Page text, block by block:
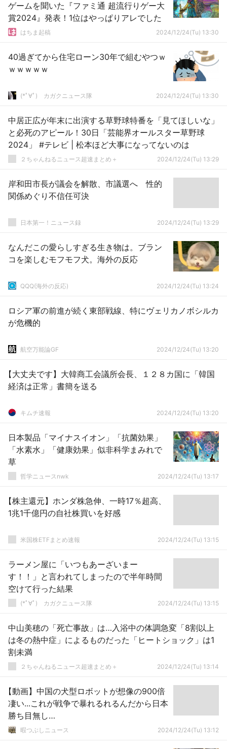
ゲームを聞いた『ファミ通 超流行りゲー大
賞2024』発表！1位はやっぱりアレでした
はちま起稿 2024/12/24(Tu) 13:30
40過ぎてから住宅ローン30年で組むやつｗ
ｗｗｗｗｗ
(*ﾟ∀ﾟ)ゞカガクニュース隊 2024/12/24(Tu) 13:30
中居正広が年末に出演する草野球特番を「見てほしいな」
と必死のアピール！30日「芸能界オールスター草野球
2024」 #テレビ | 松本ほど大事になってないのは
２ちゃんねるニュース超速まとめ＋ 2024/12/24(Tu) 13:29
岸和田市長が議会を解散、市議選へ 性的
関係めぐり不信任可決
日本第一！ニュース録 2024/12/24(Tu) 13:29
なんだこの愛らしすぎる生き物は。ブラン
コを楽しむモフモフ犬。海外の反応
QQQ(海外の反応) 2024/12/24(Tu) 13:24
ロシア軍の前進が続く東部戦線、特にヴェリカノボシルカ
が危機的
航空万能論GF 2024/12/24(Tu) 13:20
【大丈夫です】大韓商工会議所会長、１２８カ国に「韓国
経済は正常」書簡を送る
キムチ速報 2024/12/24(Tu) 13:20
日本製品「マイナスイオン」「抗菌効果」
「水素水」「健康効果」似非科学まみれで
草
哲学ニュースnwk 2024/12/24(Tu) 13:17
【株主還元】ホンダ株急伸、一時17％超高、
1兆1千億円の自社株買いを好感
米国株ETFまとめ速報 2024/12/24(Tu) 13:15
ラーメン屋に「いつもあーざいまー
す！！」と言われてしまったので半年時間
空けて行った結果
(*ﾟ∀ﾟ)ゞカガクニュース隊 2024/12/24(Tu) 13:15
中山美穂の「死亡事故」は…入浴中の体調急変「8割以上
は冬の熱中症」によるものだった「ヒートショック」は1
割未満
２ちゃんねるニュース超速まとめ＋ 2024/12/24(Tu) 13:14
【動画】中国の犬型ロボットが想像の900倍
凄い...これが戦争で暴れるれるんだから日本
勝ち目無し…
暇つぶしニュース 2024/12/24(Tu) 13:12